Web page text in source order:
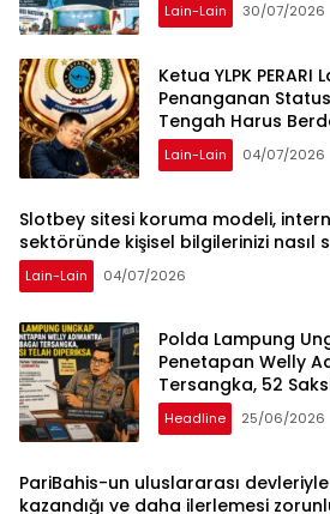
Lain-Lain 30/07/2026
Ketua YLPK PERARI
Penanganan
Tengah Harus
Bukan Tekanan Opini
Lain-Lain 04/07/2026
Slotbey sitesi koruma modeli,
sektöründe kişisel bilgilerinizi nasıl
Lain-Lain 04/07/2026
Polda Lampung
Penetapan Welly
Tersangka, 52
Headline 25/06/2026
PariBahis-un uluslararası
kazandığı ve daha ilerlemesi